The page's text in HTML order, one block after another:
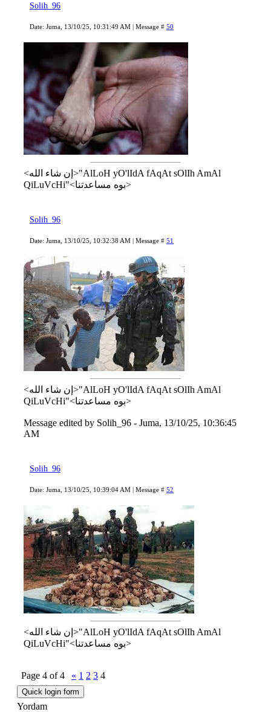
Solih_96
Date: Juma, 13/10/25, 10:31:49 AM | Message # 50
<إن شاء الله>"AlLoH yO'lIdA fAqAt sOlIh AmAl
QiLuVcHi"<بوه مساعدتنا>
Solih_96
Date: Juma, 13/10/25, 10:32:38 AM | Message # 51
<إن شاء الله>"AlLoH yO'lIdA fAqAt sOlIh AmAl
QiLuVcHi"<بوه مساعدتنا>
Message edited by Solih_96 - Juma, 13/10/25, 10:36:45
AM
Solih_96
Date: Juma, 13/10/25, 10:39:04 AM | Message # 52
<إن شاء الله>"AlLoH yO'lIdA fAqAt sOlIh AmAl
QiLuVcHi"<بوه مساعدتنا>
Page 4 of4 « 1 2 3 4
Yordam